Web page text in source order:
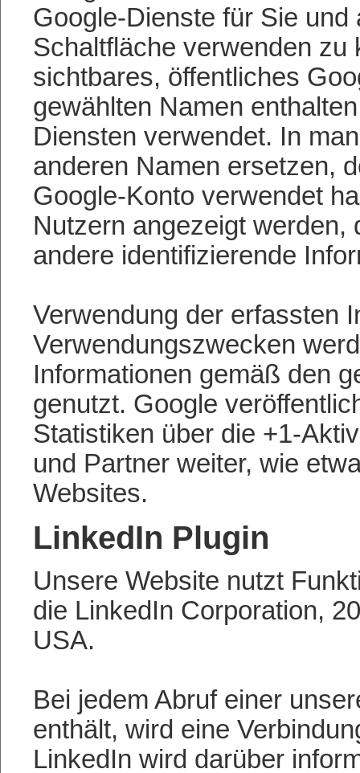
Google-Dienste für Sie
Schaltfläche verwenden zu
sichtbares, öffentliches
gewählten Namen
Diensten verwendet. In
anderen Namen ersetzen,
Google-Konto verwendet
Nutzern angezeigt werden,
andere identifizierende
Verwendung der erfassten
Verwendungszwecken
Informationen gemäß den
genutzt. Google
Statistiken über die +1-
und Partner weiter, wie
Websites.
LinkedIn Plugin
Unsere Website nutzt
die LinkedIn Corporation,
USA.
Bei jedem Abruf einer
enthält, wird eine
LinkedIn wird darüber